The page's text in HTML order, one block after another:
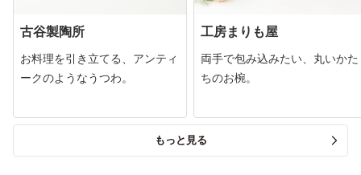
古谷製陶所
お料理を引き立てる、アンティ
ークのようなうつわ。
工房まりも屋
両手で包み込みたい、丸いかた
ちのお椀。
もっと見る